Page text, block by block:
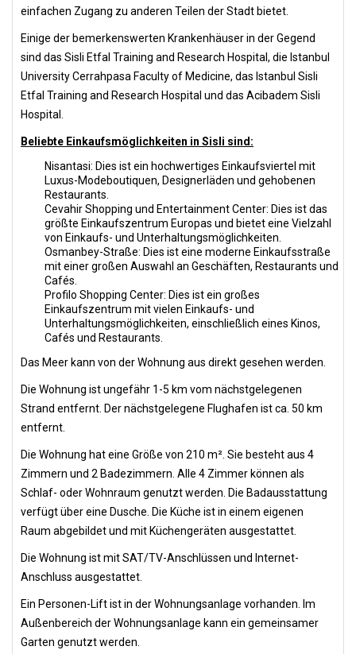
einfachen Zugang zu anderen Teilen der Stadt bietet.
Einige der bemerkenswerten Krankenhäuser in der Gegend
sind das Sisli Etfal Training and Research Hospital, die Istanbul
University Cerrahpasa Faculty of Medicine, das Istanbul Sisli
Etfal Training and Research Hospital und das Acibadem Sisli
Hospital.
Beliebte Einkaufsmöglichkeiten in Sisli sind:
Nisantasi: Dies ist ein hochwertiges Einkaufsviertel mit
Luxus-Modeboutiquen, Designerläden und gehobenen
Restaurants.
Cevahir Shopping und Entertainment Center: Dies ist das
größte Einkaufszentrum Europas und bietet eine Vielzahl
von Einkaufs- und Unterhaltungsmöglichkeiten.
Osmanbey-Straße: Dies ist eine moderne Einkaufsstraße
mit einer großen Auswahl an Geschäften, Restaurants und
Cafés.
Profilo Shopping Center: Dies ist ein großes
Einkaufszentrum mit vielen Einkaufs- und
Unterhaltungsmöglichkeiten, einschließlich eines Kinos,
Cafés und Restaurants.
Das Meer kann von der Wohnung aus direkt gesehen werden.
Die Wohnung ist ungefähr 1-5 km vom nächstgelegenen
Strand entfernt. Der nächstgelegene Flughafen ist ca. 50 km
entfernt.
Die Wohnung hat eine Größe von 210 m². Sie besteht aus 4
Zimmern und 2 Badezimmern. Alle 4 Zimmer können als
Schlaf- oder Wohnraum genutzt werden. Die Badausstattung
verfügt über eine Dusche. Die Küche ist in einem eigenen
Raum abgebildet und mit Küchengeräten ausgestattet.
Die Wohnung ist mit SAT/TV-Anschlüssen und Internet-
Anschluss ausgestattet.
Ein Personen-Lift ist in der Wohnungsanlage vorhanden. Im
Außenbereich der Wohnungsanlage kann ein gemeinsamer
Garten genutzt werden.